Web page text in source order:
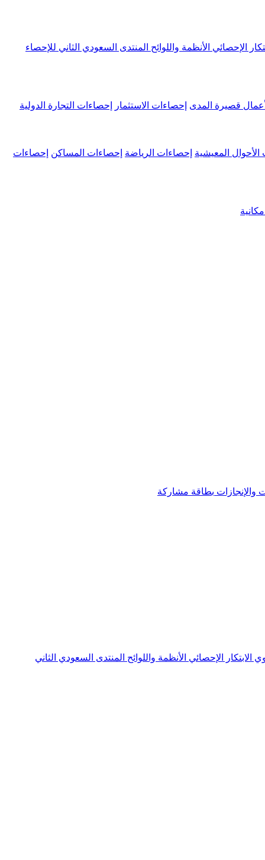
الإحصائي الأنظمة واللوائح المنتدى السعودي الثاني للإحصاء
قصيرة المدى إحصاءات الاستثمار إحصاءات التجارة الدولية
الأحوال المعيشية إحصاءات الرياضة إحصاءات المساكن إحصاءات
والإنجازات بطاقة مشاركة
الابتكار الإحصائي الأنظمة واللوائح المنتدى السعودي الثاني